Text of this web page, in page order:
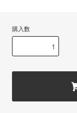
購入数